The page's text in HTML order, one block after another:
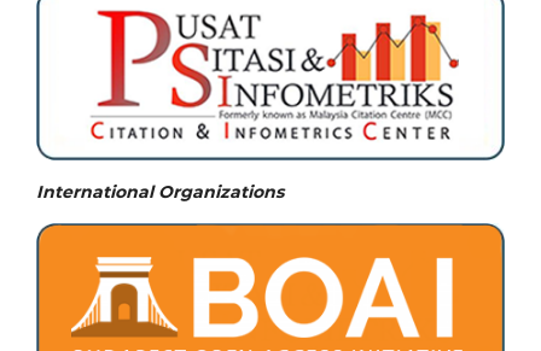
International Organizations